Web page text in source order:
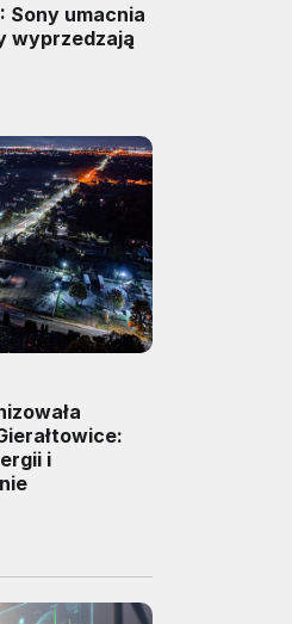
Sony umacnia
wyprzedzają
i